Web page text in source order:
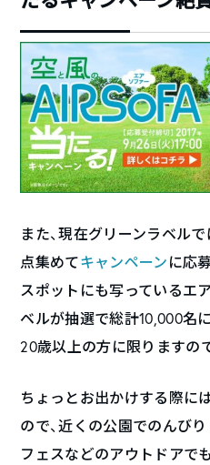
また、現在グリーンラベル
点集めてキャンペーンに応
スポットにも写っているエ
ベルが抽選で総計10,000名
20歳以上の方に限りますの
ちょっとお出かけする際に
ので、近くの公園でのんび
フェスなどのアウトドアで